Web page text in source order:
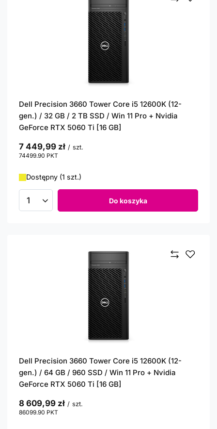
Dell Precision 3660 Tower Core i5 12600K (12-
gen.) / 32 GB / 2 TB SSD / Win 11 Pro + Nvidia
GeForce RTX 5060 Ti [16 GB]
7 449,99 zł / szt.
74499.90 PKT
Dostępny (1 szt.)
Ilość produktów Do koszyka
Dell Precision 3660 Tower Core i5 12600K (12-
gen.) / 64 GB / 960 SSD / Win 11 Pro + Nvidia
GeForce RTX 5060 Ti [16 GB]
8 609,99 zł / szt.
86099.90 PKT